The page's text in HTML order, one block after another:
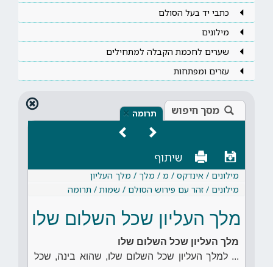
כתבי יד בעל הסולם
מילונים
שערים לחכמת הקבלה למתחילים
עזרים ומפתחות
מסך חיפוש תרומה ×
שיתוף
מילונים / אינדקס / מ / מלך / מלך העליון
מילונים / זהר עם פירוש הסולם / שמות / תרומה
מלך העליון שכל השלום שלו
מלך העליון שכל השלום שלו
... למלך העליון שכל השלום שלו, שהוא בינה, שכל